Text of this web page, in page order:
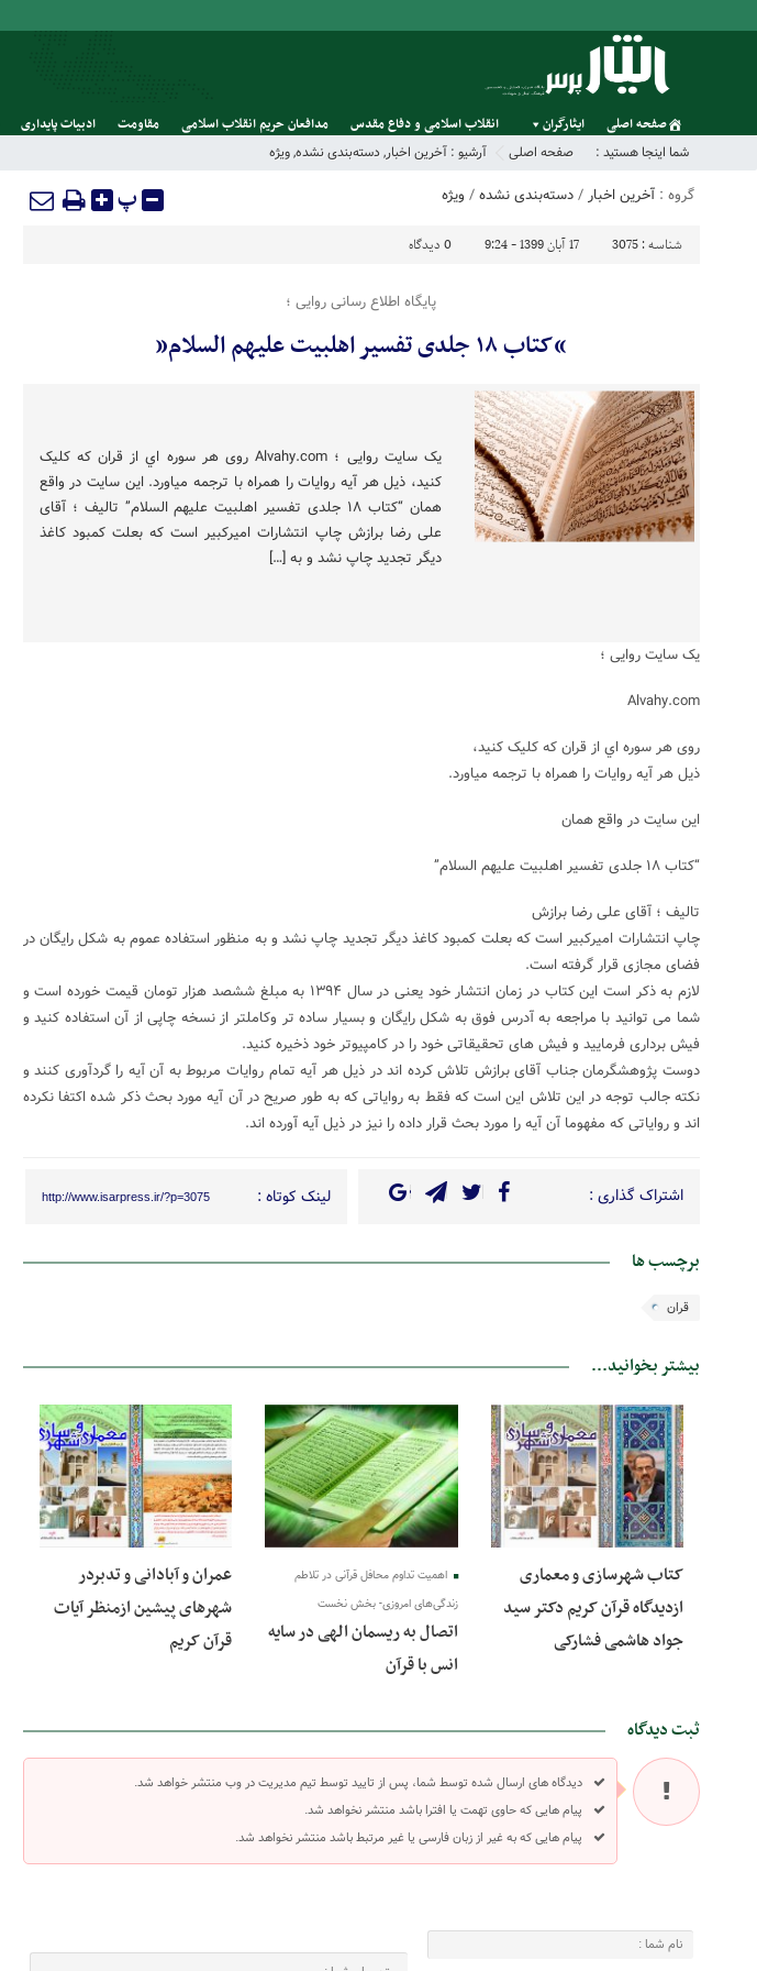
صفحه اصلی ایثارگران انقلاب اسلامی و دفاع مقدس مدافعان حریم انقلاب اسلامی مقاومت ادبیات پایداری
شما اینجا هستید : صفحه اصلی آرشیو : آخرین اخبار,دسته‌بندی نشده,ویژه
گروه : آخرین اخبار /دسته‌بندی نشده/ ویژه پ
شناسه : 3075 17 آبان 1399 - 9:24 0 دیدگاه
پایگاه اطلاع رسانی روایی ؛
“کتاب ۱۸ جلدی تفسیر اهلبیت علیهم السلام”
یک سایت روایی ؛ Alvahy.com روی هر سوره اي از قران که کلیک
کنید، ذیل هر آیه روایات را همراه با ترجمه میاورد. اين سایت در واقع
همان “کتاب ۱۸ جلدی تفسیر اهلبیت علیهم السلام” تالیف ؛ آقای
علی رضا برازش چاپ انتشارات امیرکبیر است که بعلت کمبود کاغذ
دیگر تجدید چاپ نشد و به […]
یک سایت روایی ؛
Alvahy.com
روی هر سوره اي از قران که کلیک کنید،
ذیل هر آیه روایات را همراه با ترجمه میاورد.
اين سایت در واقع همان
“کتاب ۱۸ جلدی تفسیر اهلبیت علیهم السلام”
تالیف ؛ آقای علی رضا برازش
چاپ انتشارات امیرکبیر است که بعلت کمبود کاغذ دیگر تجدید چاپ نشد و به منظور استفاده عموم به شکل رایگان در
فضای مجازی قرار گرفته است.
لازم به ذکر است این کتاب در زمان انتشار خود یعنی در سال ۱۳۹۴ به مبلغ ششصد هزار تومان قیمت خورده است و
شما می توانید با مراجعه به آدرس فوق به شکل رایگان و بسیار ساده تر وکاملتر از نسخه چاپی از آن استفاده کنید و
فیش برداری فرمایید و فیش های تحقیقاتی خود را در کامپیوتر خود ذخیره کنید.
دوست پژوهشگرمان جناب آقای برازش تلاش کرده اند در ذیل هر آیه تمام روایات مربوط به آن آیه را گردآوری کنند و
نکته جالب توجه در این تلاش این است که فقط به روایاتی که به طور صریح در آن آیه مورد بحث ذکر شده اکتفا نکرده
اند و روایاتی که مفهوما آن آیه را مورد بحث قرار داده را نیز در ذیل آیه آورده اند.
اشتراک گذاری : لینک کوتاه : http://www.isarpress.ir/?p=3075
برچسب ها
قران
بیشتر بخوانید...
03 مهر 1400
کتاب شهرسازی و معماری
ازدیدگاه قرآن کریم دکتر سید
جواد هاشمی فشارکی
11 آبان 1399
اهمیت تداوم محافل قرآنی در تلاطم
زندگی‌های امروزی- بخش نخست
اتصال به ریسمان الهی در سایه
انس با قرآن
12 مهر 1399
عمران و آبادانی و تدبردر
شهرهای پیشین ازمنظر آیات
قرآن کریم
ثبت دیدگاه
دیدگاه های ارسال شده توسط شما، پس از تایید توسط تیم مدیریت در وب منتشر خواهد شد.
پیام هایی که حاوی تهمت یا افترا باشد منتشر نخواهد شد.
پیام هایی که به غیر از زبان فارسی یا غیر مرتبط باشد منتشر نخواهد شد.